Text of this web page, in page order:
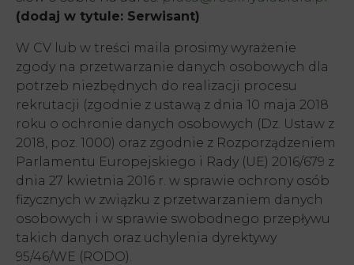
(dodaj w tytule: Serwisant)
W CV lub w treści maila prosimy wyrażenie
zgody na przetwarzanie danych osobowych dla
potrzeb niezbędnych do realizacji procesu
rekrutacji (zgodnie z ustawą z dnia 10 maja 2018
roku o ochronie danych osobowych (Dz. Ustaw z
2018, poz. 1000) oraz zgodnie z Rozporządzeniem
Parlamentu Europejskiego i Rady (UE) 2016/679 z
dnia 27 kwietnia 2016 r. w sprawie ochrony osób
fizycznych w związku z przetwarzaniem danych
osobowych i w sprawie swobodnego przepływu
takich danych oraz uchylenia dyrektywy
95/46/WE (RODO).